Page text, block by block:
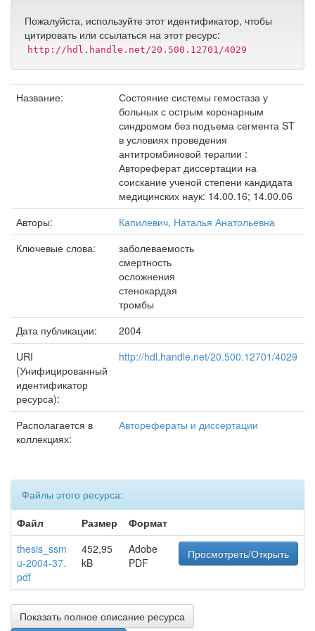
Пожалуйста, используйте этот идентификатор, чтобы
цитировать или ссылаться на этот ресурс:
http://hdl.handle.net/20.500.12701/4029
Название:
Состояние системы гемостаза у
больных с острым коронарным
синдромом без подъема сегмента ST
в условиях проведения
антитромбиновой терапии :
Автореферат диссертации на
соискание ученой степени кандидата
медицинских наук: 14.00.16; 14.00.06
Авторы:
Капилевич, Наталья Анатольевна
Ключевые слова:
заболеваемость
смертность
осложнения
стенокардая
тромбы
Дата публикации:
2004
URI
(Унифицированный
идентификатор
ресурса):
http://hdl.handle.net/20.500.12701/4029
Располагается в
коллекциях:
Авторефераты и диссертации
Файлы этого ресурса:
Файл
Размер
Формат
thesis_ssm
u-2004-37.
pdf
452,95
kB
Adobe
PDF
Просмотреть/Открыть
Показать полное описание ресурса